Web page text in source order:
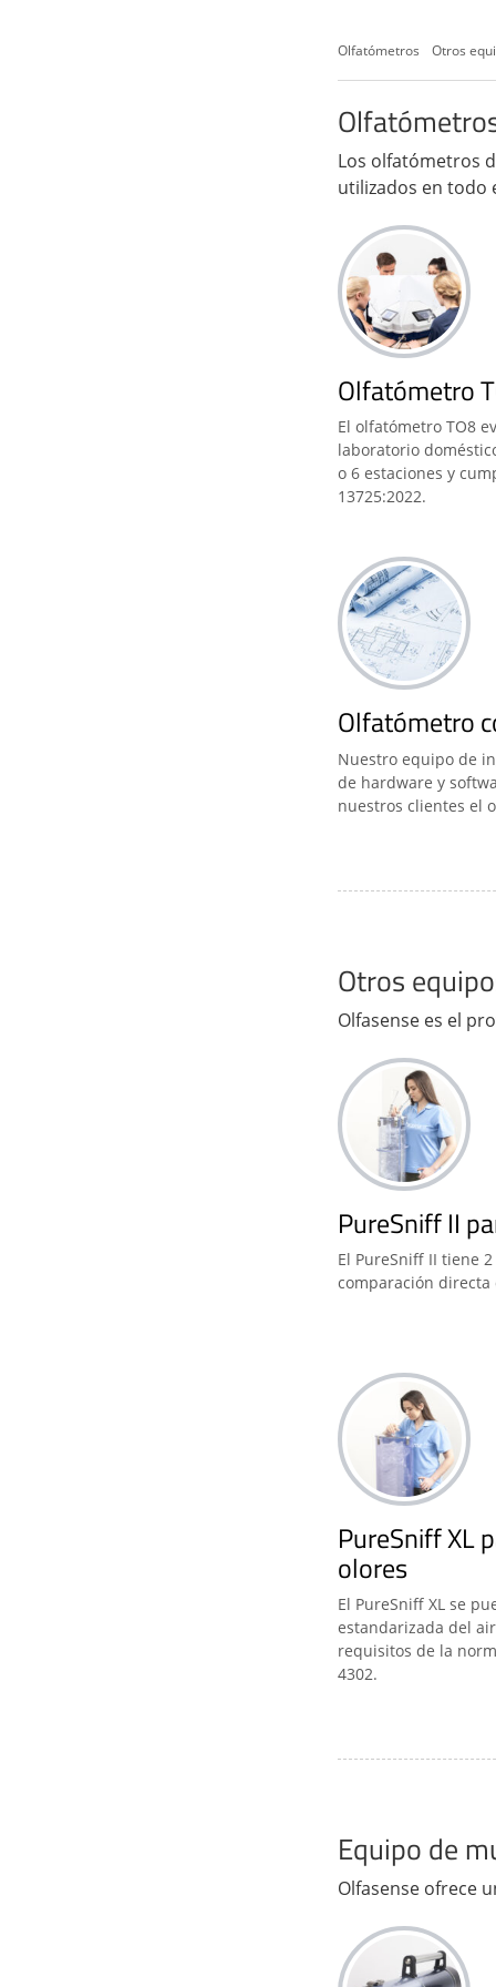
Olfatómetros Otros
Los olfatómetros
utilizados en todo
Olfatómetro
El olfatómetro TO8
laboratorio
o 6 estaciones y
13725:2022.
Olfatómetro
Nuestro equipo de
de hardware y
nuestros clientes el
Otros
Olfasense es el
PureSniff II
El PureSniff II tiene
comparación directa
PureSniff XL
olores
El PureSniff XL se
estandarizada del
requisitos de la
4302.
Equipo de
Olfasense ofrece